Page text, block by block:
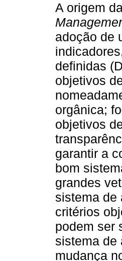
A origem
adoção de
definidas
objetivos
orgânica;
objetivos
garantir a
bom
grandes
sistema de
critérios
podem ser
sistema de
mudança